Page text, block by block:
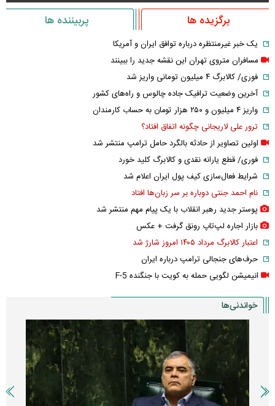
برگزیده ها پربیننده ها
یک خبر غیرمنتظره درباره توافق ایران و آمریکا
مسافران متروی تهران این نقشه جدید را ببینند
فوری/ کالابرگ ۴ میلیون تومانی واریز شد
آخرین وضعیت ترافیک جاده چالوس و راه‌های کشور
واریز ۴ میلیون و ۲۵۰ هزار تومان به حساب کارمندان
ترور علی لاریجانی چگونه اتفاق افتاد؟
اولین تصاویر از حادثه بالگرد حامل ترامپ منتشر شد
فوری/ قطع یارانه نقدی و کالابرگ کلید خورد
شرایط فعال‌سازی کیف پول ایران اعلام شد
نام احمد جنتی دوباره بر سر زبان‌ها افتاد
پوستر جدید رهبر انقلاب با یک پیام مهم منتشر شد
بازار اجاره لپ‌تاپ رونق گرفت + عکس
اعتبار کالابرگ مرداد ۱۴۰۵ امروز شارژ شد
حرف‌های جنجالی ترامپ درباره ایران
انیمیشن لگویی حمله به کویت با جنگنده F-5
خواندنی‌ها